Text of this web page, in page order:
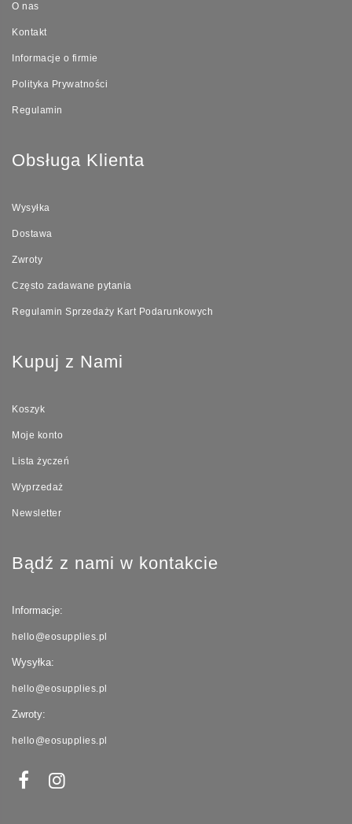
O nas
Kontakt
Informacje o firmie
Polityka Prywatności
Regulamin
Obsługa Klienta
Wysyłka
Dostawa
Zwroty
Często zadawane pytania
Regulamin Sprzedaży Kart Podarunkowych
Kupuj z Nami
Koszyk
Moje konto
Lista życzeń
Wyprzedaż
Newsletter
Bądź z nami w kontakcie
Informacje:
hello@eosupplies.pl
Wysyłka:
hello@eosupplies.pl
Zwroty:
hello@eosupplies.pl